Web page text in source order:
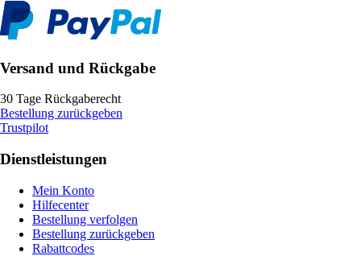
Versand und Rückgabe
30 Tage Rückgaberecht
Bestellung zurückgeben
Trustpilot
Dienstleistungen
Mein Konto
Hilfecenter
Bestellung verfolgen
Bestellung zurückgeben
Rabattcodes